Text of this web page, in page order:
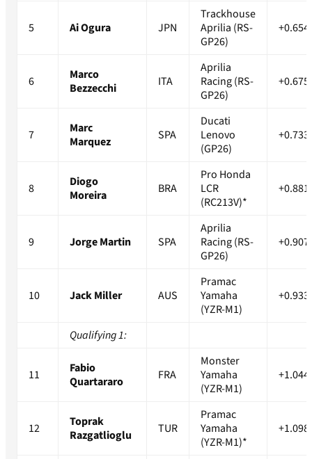
5 Ai Ogura JPN
Trackhouse
Aprilia (RS-
GP26)
6
Marco
Bezzecchi
ITA
Aprilia
Racing (RS-
GP26)
7
Marc
Marquez
SPA
Ducati
Lenovo
(GP26)
8
Diogo
Moreira
BRA
Pro Honda
LCR
(RC213V)*
9 Jorge Martin SPA
Aprilia
Racing (RS-
GP26)
10 Jack Miller AUS
Pramac
Yamaha
(YZR-M1)
Qualifying 1:
11
Fabio
Quartararo
FRA
Monster
Yamaha
(YZR-M1)
12
Toprak
Razgatlioglu
TUR
Pramac
Yamaha
(YZR-M1)*